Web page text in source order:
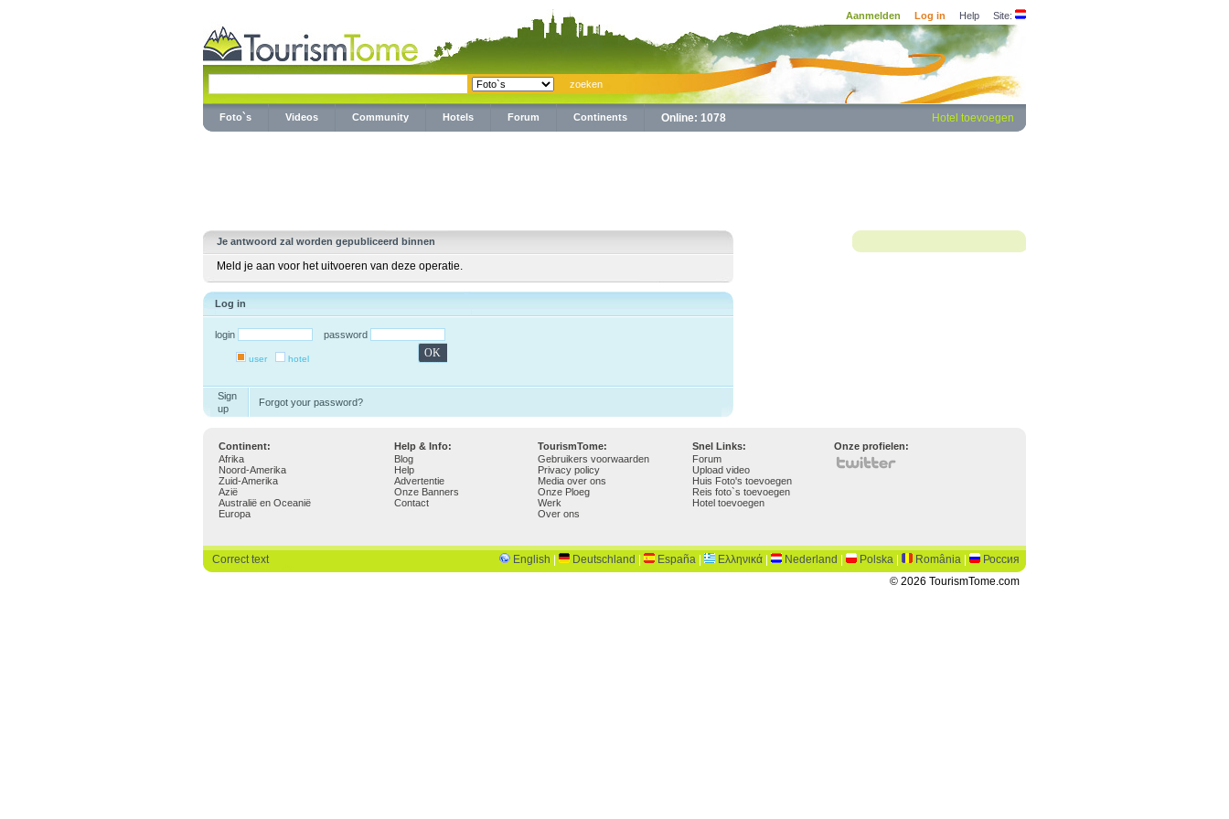
Aanmelden Log in Help Site:
Foto`s Videos Community Hotels Forum Continents Online: 1078 Hotel toevoegen
Je antwoord zal worden gepubliceerd binnen
Meld je aan voor het uitvoeren van deze operatie.
Log in
login password
user hotel
Sign
up
Forgot your password?
Continent: Help & Info: TourismTome: Snel Links:
Onze profielen:
Afrika
Noord-Amerika
Zuid-Amerika
Azië
Australië en Oceanië
Europa
Blog
Help
Advertentie
Onze Banners
Contact
Gebruikers voorwaarden
Privacy policy
Media over ons
Onze Ploeg
Werk
Over ons
Forum
Upload video
Huis Foto's toevoegen
Reis foto`s toevoegen
Hotel toevoegen
Correct text English Deutschland España Ελληνικά Nederland Polska România
Россия
© 2026 TourismTome.com